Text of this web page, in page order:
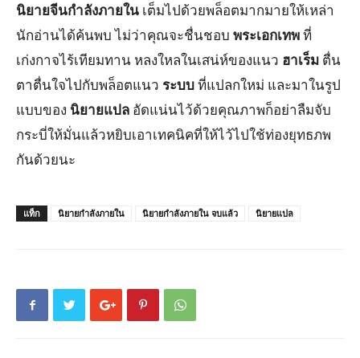
นิยายจีนกำลังภายใน เต็มไปด้วยพล็อตมากมายให้เหล่า
นักอ่านได้ค้นพบ ไม่ว่าคุณจะชื่นชอบ พระเอกเทพที่
เก่งกาจไร้เทียมทาน หลงใหลในเสน่ห์ของแนว ฮาเร็ม ตื่น
ตาตื่นใจไปกับพล็อตแนว ระบบที่แปลกใหม่ และมาในรูป
แบบของ นิยายแปล อัดแน่นไว้ด้วยคุณภาพก็อย่าลืมจับ
กระบี่ให้มั่นแล้วหยิบเอาเทคนิคที่ให้ไว้ไปใช้ท่องยุทธภพ
กันด้วยนะ
แท็ก นิยายกำลังภายใน นิยายกำลังภายใน จบแล้ว นิยายแปล